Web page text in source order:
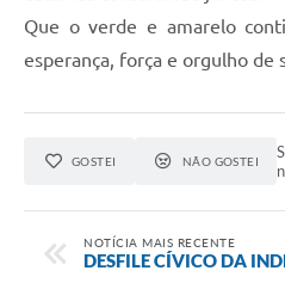
Que o verde e amarelo
esperança, força e orgulho de
GOSTEI NÃO GOSTEI
NOTÍCIA MAIS RECENTE
DESFILE CÍVICO DA